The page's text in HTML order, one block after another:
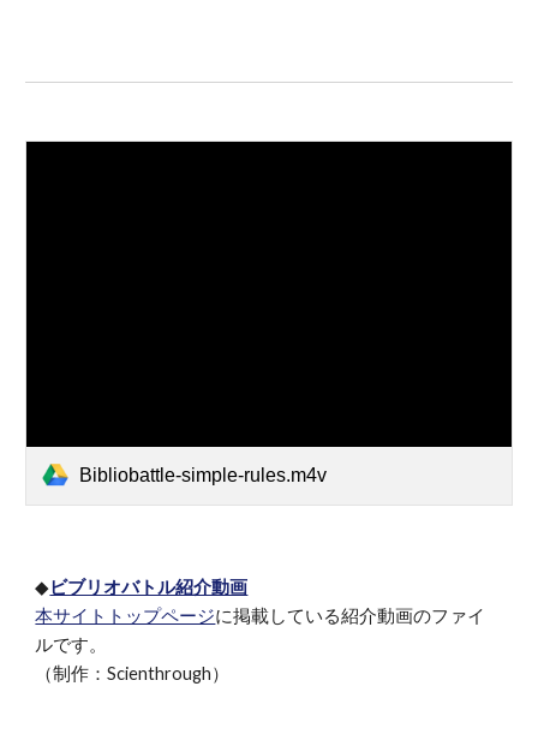
Bibliobattle-simple-rules.m4v
◆ビブリオバトル紹介動画
本サイトトップページに掲載している紹介動画のファイ
ルです。
（制作：Scienthrough）